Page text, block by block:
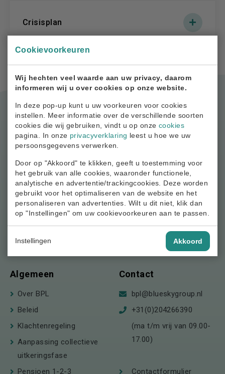
Cookievoorkeuren
Wij hechten veel waarde aan uw privacy, daarom
informeren wij u over cookies op onze website.
In deze pop-up kunt u uw voorkeuren voor cookies
instellen. Meer informatie over de verschillende soorten
cookies die wij gebruiken, vindt u op onze cookies
pagina. In onze privacyverklaring leest u hoe we uw
persoonsgegevens verwerken.
Door op "Akkoord" te klikken, geeft u toestemming voor
het gebruik van alle cookies, waaronder functionele,
analytische en advertentie/trackingcookies. Deze worden
gebruikt voor het optimaliseren van de website en het
personaliseren van advertenties. Wilt u dit niet, klik dan
op "Instellingen" om uw cookievoorkeuren aan te passen.
Instellingen Akkoord
Crisisplan
t.a.v. Stichting
Beroepspensioenfonds
Loodsen
1180 AC Amstelveen
Meer weten?
Nieuws
Agenda
Documenten
Begrippenlijst
Veelgestelde vragen
Algemeen
Over BPL
Beleid
Klachtenregeling
Aanpassing collectieve
uitkeringsfase
Pensioen 1-2-3
Contact
bpl@blueskygroup.nl
+31(0)204266390
(ma t/m vrij van 09.00-
17.00)
Contactformulier